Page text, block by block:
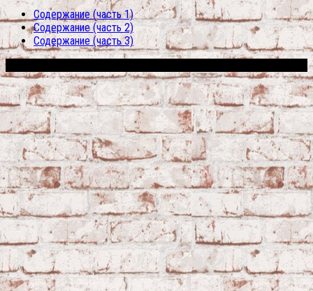
Содержание (часть 1)
Содержание (часть 2)
Содержание (часть 3)